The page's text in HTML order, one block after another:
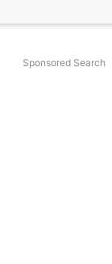
Sponsored Search